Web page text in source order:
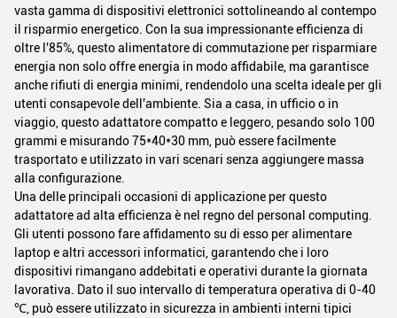
vasta gamma di dispositivi elettronici sottolineando al contempo
il risparmio energetico. Con la sua impressionante efficienza di
oltre l'85%, questo alimentatore di commutazione per risparmiare
energia non solo offre energia in modo affidabile, ma garantisce
anche rifiuti di energia minimi, rendendolo una scelta ideale per gli
utenti consapevole dell'ambiente. Sia a casa, in ufficio o in
viaggio, questo adattatore compatto e leggero, pesando solo 100
grammi e misurando 75*40*30 mm, può essere facilmente
trasportato e utilizzato in vari scenari senza aggiungere massa
alla configurazione.
Una delle principali occasioni di applicazione per questo
adattatore ad alta efficienza è nel regno del personal computing.
Gli utenti possono fare affidamento su di esso per alimentare
laptop e altri accessori informatici, garantendo che i loro
dispositivi rimangano addebitati e operativi durante la giornata
lavorativa. Dato il suo intervallo di temperatura operativa di 0-40
℃, può essere utilizzato in sicurezza in ambienti interni tipici